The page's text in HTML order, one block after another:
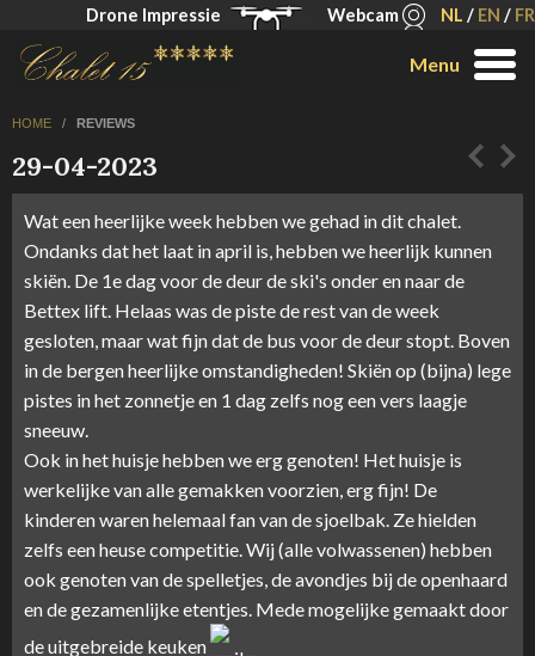
Drone Impressie Webcam NL / EN / FR
Menu
HOME / REVIEWS
29-04-2023
Wat een heerlijke week hebben we gehad in dit chalet.
Ondanks dat het laat in april is, hebben we heerlijk kunnen
skiën. De 1e dag voor de deur de ski's onder en naar de
Bettex lift. Helaas was de piste de rest van de week
gesloten, maar wat fijn dat de bus voor de deur stopt. Boven
in de bergen heerlijke omstandigheden! Skiën op (bijna) lege
pistes in het zonnetje en 1 dag zelfs nog een vers laagje
sneeuw.
Ook in het huisje hebben we erg genoten! Het huisje is
werkelijke van alle gemakken voorzien, erg fijn! De
kinderen waren helemaal fan van de sjoelbak. Ze hielden
zelfs een heuse competitie. Wij (alle volwassenen) hebben
ook genoten van de spelletjes, de avondjes bij de openhaard
en de gezamenlijke etentjes. Mede mogelijke gemaakt door
de uitgebreide keuken